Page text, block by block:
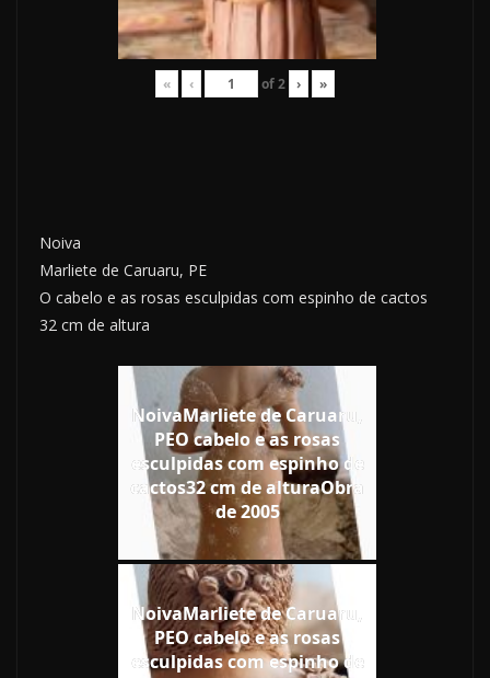
« ‹ of2 › »
Noiva
Marliete de Caruaru, PE
O cabelo e as rosas esculpidas com espinho de cactos
32 cm de altura
NoivaMarliete de Caruaru,
PEO cabelo e as rosas
esculpidas com espinho de
cactos32 cm de alturaObra
de 2005
NoivaMarliete de Caruaru,
PEO cabelo e as rosas
esculpidas com espinho de